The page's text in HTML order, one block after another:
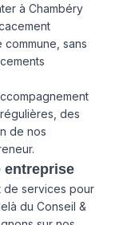
à Chambéry
sans
des
de nos
entreprise
de services pour
du Conseil &